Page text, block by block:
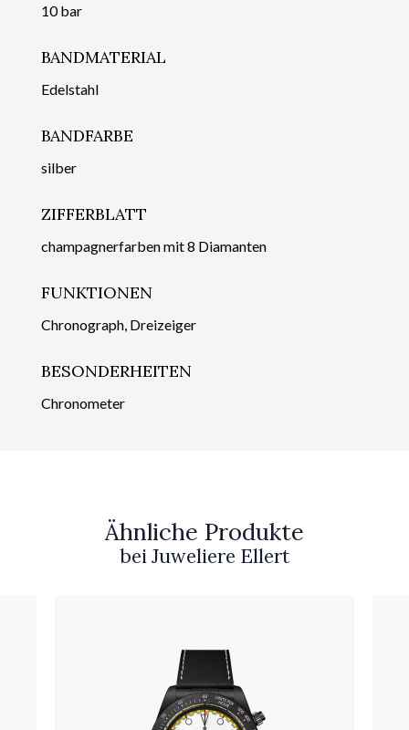
10 bar
BANDMATERIAL
Edelstahl
BANDFARBE
silber
ZIFFERBLATT
champagnerfarben mit 8 Diamanten
FUNKTIONEN
Chronograph, Dreizeiger
BESONDERHEITEN
Chronometer
Ähnliche Produkte
bei Juweliere Ellert